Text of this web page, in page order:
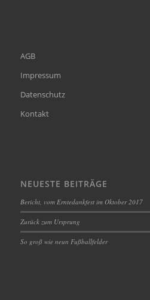
AGB
Impressum
Datenschutz
Kontakt
NEUESTE BEITRÄGE
Bericht, vom Erntedankfest im Oktober 2017
Zurück zum Ursprung
So groß wie neun Fußballfelder